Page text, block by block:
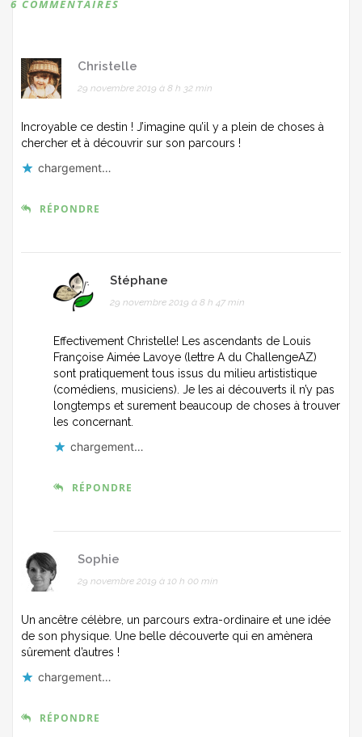
6 COMMENTAIRES
Christelle
29 novembre 2019 à 8 h 32 min
Incroyable ce destin ! J’imagine qu’il y a plein de choses à
chercher et à découvrir sur son parcours !
chargement…
RÉPONDRE
Stéphane
29 novembre 2019 à 8 h 47 min
Effectivement Christelle! Les ascendants de Louis
Françoise Aimée Lavoye (lettre A du ChallengeAZ)
sont pratiquement tous issus du milieu artististique
(comédiens, musiciens). Je les ai découverts il n’y pas
longtemps et surement beaucoup de choses à trouver
les concernant.
chargement…
RÉPONDRE
Sophie
29 novembre 2019 à 10 h 00 min
Un ancêtre célèbre, un parcours extra-ordinaire et une idée
de son physique. Une belle découverte qui en amènera
sûrement d’autres !
chargement…
RÉPONDRE